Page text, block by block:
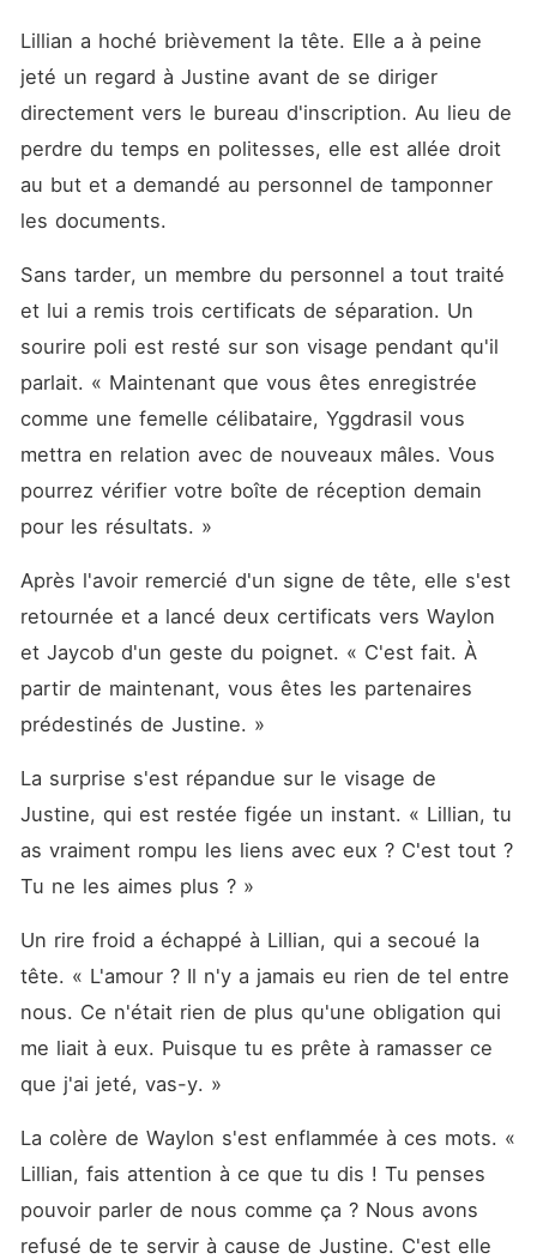
Lillian a hoché brièvement la tête. Elle a à peine
jeté un regard à Justine avant de se diriger
directement vers le bureau d'inscription. Au lieu de
perdre du temps en politesses, elle est allée droit
au but et a demandé au personnel de tamponner
les documents.
Sans tarder, un membre du personnel a tout traité
et lui a remis trois certificats de séparation. Un
sourire poli est resté sur son visage pendant qu'il
parlait. « Maintenant que vous êtes enregistrée
comme une femelle célibataire, Yggdrasil vous
mettra en relation avec de nouveaux mâles. Vous
pourrez vérifier votre boîte de réception demain
pour les résultats. »
Après l'avoir remercié d'un signe de tête, elle s'est
retournée et a lancé deux certificats vers Waylon
et Jaycob d'un geste du poignet. « C'est fait. À
partir de maintenant, vous êtes les partenaires
prédestinés de Justine. »
La surprise s'est répandue sur le visage de
Justine, qui est restée figée un instant. « Lillian, tu
as vraiment rompu les liens avec eux ? C'est tout ?
Tu ne les aimes plus ? »
Un rire froid a échappé à Lillian, qui a secoué la
tête. « L'amour ? Il n'y a jamais eu rien de tel entre
nous. Ce n'était rien de plus qu'une obligation qui
me liait à eux. Puisque tu es prête à ramasser ce
que j'ai jeté, vas-y. »
La colère de Waylon s'est enflammée à ces mots. «
Lillian, fais attention à ce que tu dis ! Tu penses
pouvoir parler de nous comme ça ? Nous avons
refusé de te servir à cause de Justine. C'est elle